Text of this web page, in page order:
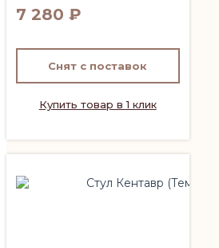
7 280 ₽
Снят с поставок
Купить товар в 1 клик